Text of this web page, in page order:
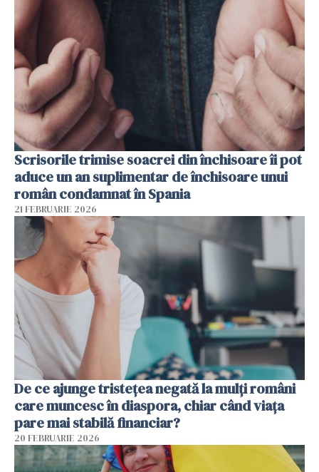
Scrisorile trimise soacrei din închisoare îi pot
aduce un an suplimentar de închisoare unui
român condamnat în Spania
21 FEBRUARIE 2026
De ce ajunge tristețea negată la mulți români
care muncesc în diaspora, chiar când viața
pare mai stabilă financiar?
20 FEBRUARIE 2026